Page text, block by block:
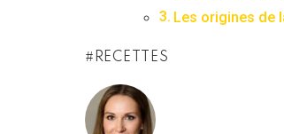
Les origines de
RECETTES